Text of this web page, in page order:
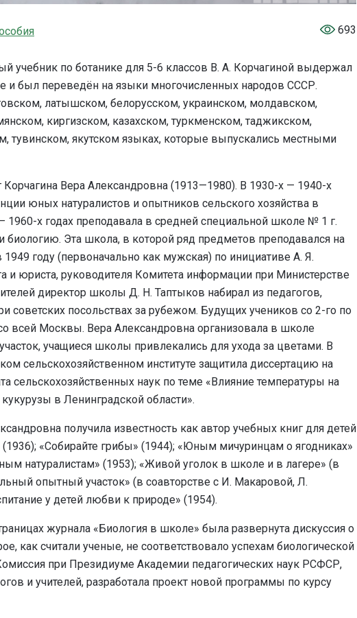
693
по ботанике для 5-6 классов В. А. Корчагиной выдержал
и был переведён на языки многочисленных народов СССР.
латышском, белорусском, украинском, молдавском,
киргизском, казахском, туркменском, таджикском,
тувинском, якутском языках, которые выпускались местными
Корчагина Вера Александровна (1913—1980). В 1930-х — 1940-х
юных натуралистов и опытников сельского хозяйства в
1960-х годах преподавала в средней специальной школе № 1 г.
биологию. Эта школа, в которой ряд предметов преподавался на
году (первоначально как мужская) по инициативе А. Я.
и юриста, руководителя Комитета информации при Министерстве
директор школы Д. Н. Таптыков набирал из педагогов,
посольствах за рубежом. Будущих учеников со 2-го по
всей Москвы. Вера Александровна организовала в школе
учащиеся школы привлекались для ухода за цветами. В
сельскохозяйственном институте защитила диссертацию на
сельскохозяйственных наук по теме «Влияние температуры на
в Ленинградской области».
получила известность как автор учебных книг для детей
(1936); «Собирайте грибы» (1944); «Юным мичуринцам о ягодниках»
натуралистам» (1953); «Живой уголок в школе и в лагере» (в
опытный участок» (в соавторстве с И. Макаровой, Л.
у детей любви к природе» (1954).
журнала «Биология в школе» была развернута дискуссия о
как считали ученые, не соответствовало успехам биологической
при Президиуме Академии педагогических наук РСФСР,
и учителей, разработала проект новой программы по курсу